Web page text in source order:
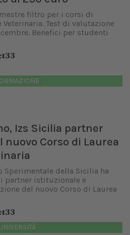
filtro per i corsi di
Test di valutazione
Benefici per studenti
Izs Sicilia partner
Corso di Laurea
della Sicilia ha
partner istituzionale e
del nuovo Corso di Laurea